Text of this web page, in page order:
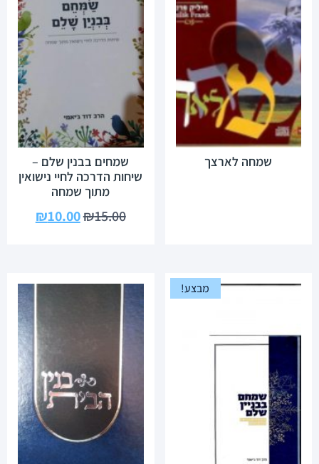
שמחה לארצך
שמחים בבנין שלם –
שיחות הדרכה לחיי נישואין
מתוך שמחה
₪15.00
₪10.00
מבצע!